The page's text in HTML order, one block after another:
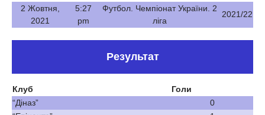
2 Жовтня,
2021
5:27
pm
Футбол. Чемпіонат України. 2
ліга
2021/22
Результат
Клуб
Голи
“Діназ”
0